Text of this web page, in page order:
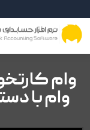
وام با